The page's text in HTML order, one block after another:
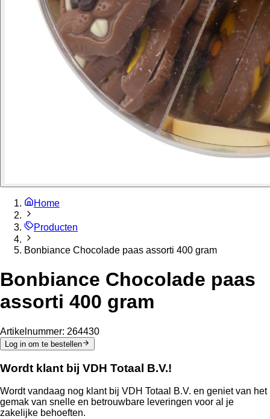
Home
Producten
Bonbiance Chocolade paas assorti 400 gram
Bonbiance Chocolade paas
assorti 400 gram
Artikelnummer: 264430
Log in om te bestellen
Wordt klant bij VDH Totaal B.V.!
Wordt vandaag nog klant bij VDH Totaal B.V. en geniet van het
gemak van snelle en betrouwbare leveringen voor al je
zakelijke behoeften.